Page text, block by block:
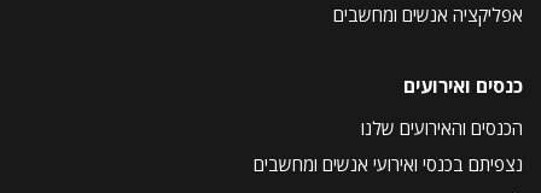
אפליקציה אנשים ומחשבים
כנסים ואירועים
הכנסים והאירועים שלנו
נצפיתם בכנסי ואירועי אנשים ומחשבים